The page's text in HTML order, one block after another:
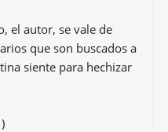
el autor, se vale de
que son buscados a
siente para hechizar